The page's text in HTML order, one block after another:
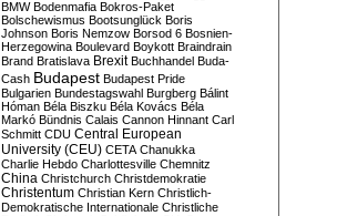
BMW Bodenmafia Bokros-Paket
Bolschewismus Bootsunglück Boris
Johnson Boris Nemzow Borsod 6 Bosnien-
Herzegowina Boulevard Boykott Braindrain
Brand Bratislava Brexit Buchhandel Buda-
Cash Budapest Budapest Pride
Bulgarien Bundestagswahl Burgberg Bálint
Hóman Béla Biszku Béla Kovács Béla
Markó Bündnis Calais Cannon Hinnant Carl
Schmitt CDU Central European
University (CEU) CETA Chanukka
Charlie Hebdo Charlottesville Chemnitz
China Christchurch Christdemokratie
Christentum Christian Kern Christlich-
Demokratische Internationale Christliche